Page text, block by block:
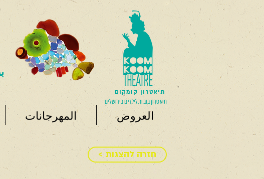
תיאטרון קומקום
תיאטרון בובות לילדים בירושלים
العروض المهرجانات
< חזרה להצגות